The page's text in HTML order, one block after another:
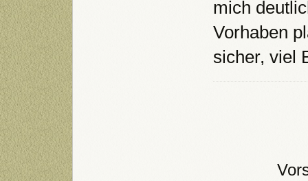
mich
Vorhaben
sicher, viel